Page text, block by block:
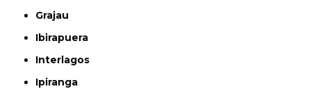
Grajau
Ibirapuera
Interlagos
Ipiranga